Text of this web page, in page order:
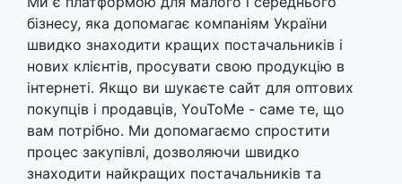
бізнесу, яка допомагає компаніям України
швидко знаходити кращих постачальників і
нових клієнтів, просувати свою продукцію в
інтернеті. Якщо ви шукаєте сайт для оптових
покупців і продавців, YouToMe - саме те, що
вам потрібно. Ми допомагаємо спростити
процес закупівлі, дозволяючи швидко
знаходити найкращих постачальників та